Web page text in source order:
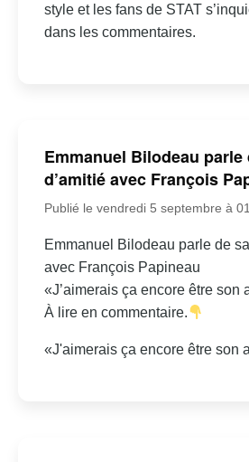
style et les fans de STAT
dans les commentaires.
Emmanuel Bilodeau parle
d’amitié avec François
Publié le vendredi 5 septembre à
Emmanuel Bilodeau parle de
avec François Papineau
«J’aimerais ça encore être son
À lire en commentaire.
«J'aimerais ça encore être son